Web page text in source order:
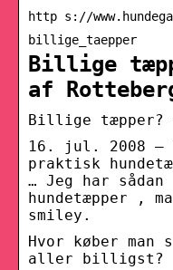
http s://
billige_taepper
Billige
af
Billige tæpper?
16. jul. 2008 —
praktisk
… Jeg har
hundetæpper ,
smiley.
Hvor køber
aller billigst?